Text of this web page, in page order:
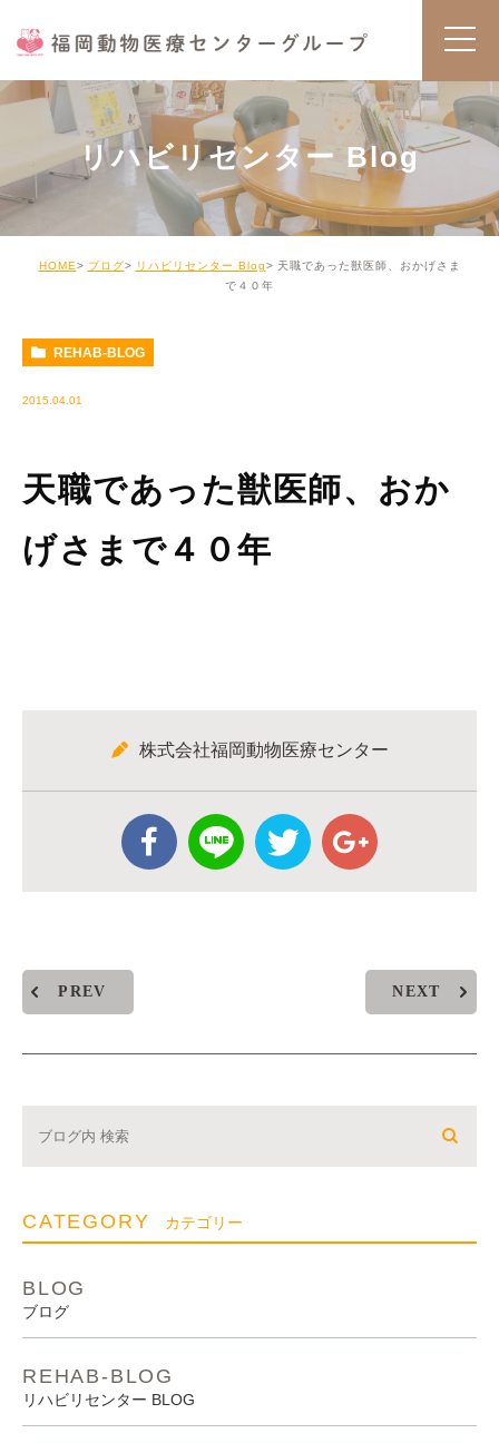
リハビリセンター Blog
HOME ブログ リハビリセンター Blog
天職であった獣医師、おかげさま
で４０年
REHAB-BLOG
2015.04.01
天職であった獣医師、おか
げさまで４０年
株式会社福岡動物医療センター
PREV NEXT
CATEGORY カテゴリー
BLOG
ブログ
REHAB-BLOG
リハビリセンター BLOG